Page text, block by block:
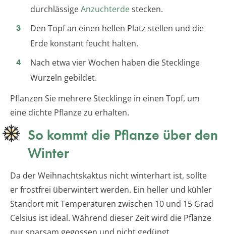
durchlässigeAnzuchterdestecken.
Den Topf an einen hellen Platz stellen und die
Erde konstant feucht halten.
Nach etwa vier Wochen haben die Stecklinge
Wurzeln gebildet.
Pflanzen Sie mehrere Stecklinge in einen Topf, um
eine dichte Pflanze zu erhalten.
So kommt die Pflanze über den
Winter
Da der Weihnachtskaktus nicht winterhart ist, sollte
er frostfrei überwintert werden. Ein heller und kühler
Standort mit Temperaturen zwischen 10 und 15 Grad
Celsius ist ideal. Während dieser Zeit wird die Pflanze